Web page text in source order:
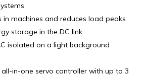
machines and reduces load peaks
storage in the DC link.
isolated on a light background
in-one servo controller with up to 3